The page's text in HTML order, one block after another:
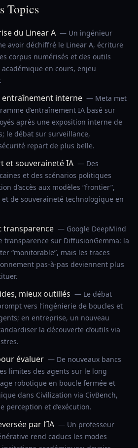
Topics
du Linear A — Un ingénieur
avoir déchiffré le Linear A, écriture
corpus numérisés et des outils
en cours, enjeu
interne — Meta met
d’entraînement IA basé sur
après une exposition interne de
le débat sur surveillance,
repart de plus belle.
et souveraineté IA — Des
et des scénarios politiques
d’accès aux modèles “frontier”,
et de souveraineté technologique en
transparence — Google DeepMind
transparence sur DiffusionGemma: la
“monitorable”, mais les traces
pas-à-pas deviennent plus
mieux outillés — Le débat
vers l’ingénierie de boucles et
en entreprise, un nouveau
la découverte d’outils via
évaluer — De nouveaux bancs
limites des agents sur le long
robotique en boucle fermée et
dans Civilization via CivBench,
perception et d’exécution.
par l’IA — Un professeur
rend caducs les modes